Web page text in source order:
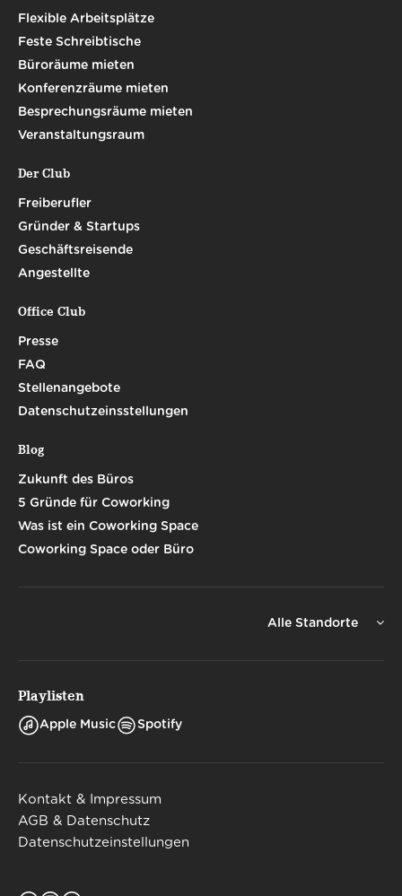
Flexible Arbeitsplätze
Feste Schreibtische
Büroräume mieten
Konferenzräume mieten
Besprechungsräume mieten
Veranstaltungsraum
Der Club
Freiberufler
Gründer & Startups
Geschäftsreisende
Angestellte
Office Club
Presse
FAQ
Stellenangebote
Datenschutzeinsstellungen
Blog
Zukunft des Büros
5 Gründe für Coworking
Was ist ein Coworking Space
Coworking Space oder Büro
Alle Standorte
Playlisten
Apple Music Spotify
Kontakt & Impressum
AGB & Datenschutz
Datenschutzeinstellungen